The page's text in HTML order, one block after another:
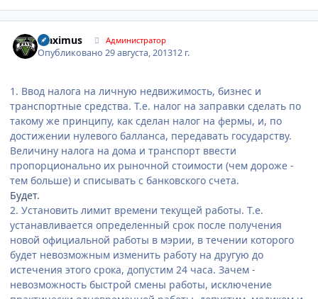
Maximus Администратор
Опубликовано29 августа, 201312 г.
1. Ввод налога на личную недвижимость, бизнес и
транспортные средства. Т.е. налог на заправки сделать по
такому же принципу, как сделан налог на фермы, и, по
достижении нулевого балланса, передавать государству.
Величину налога на дома и транспорт ввести
пропорционально их рыночной стоимости (чем дороже -
тем больше) и списывать с банковского счета.
Будет.
2. Установить лимит времени текущей работы. Т.е.
устанавливается определенный срок после получения
новой официальной работы в мэрии, в течении которого
будет невозможным изменить работу на другую до
истечения этого срока, допустим 24 часа. Зачем -
невозможность быстрой смены работы, исключение